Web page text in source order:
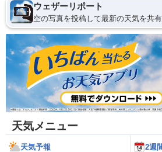
ウェザーリポート
空の写真を投稿して最新の天気を共有
天気メニュー
天気予報 2週